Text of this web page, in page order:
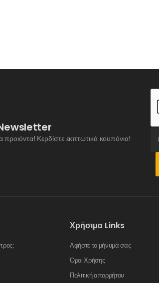
προιόντα! Κερδίστε εκπτωτικά κουπόνια!
Χρήσιμα Links
Αφήστε το μήνυμά σας
Όροι Χρήσης
Πολιτική απορρήτου